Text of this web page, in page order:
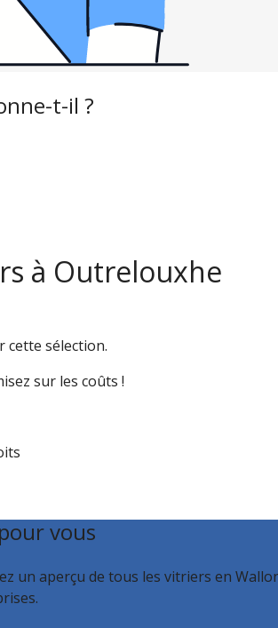
t-il ?
à Outrelouxhe
cette sélection.
sur les coûts !
vous
un aperçu de tous les vitriers en